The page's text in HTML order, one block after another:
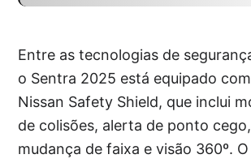
Entre as tecnologias de
o Sentra 2025 está equipado
Nissan Safety Shield, que inclui
de colisões, alerta de ponto
mudança de faixa e visão 360º.